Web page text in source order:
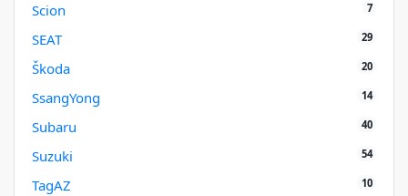
Scion 7
SEAT 29
Škoda 20
SsangYong 14
Subaru 40
Suzuki 54
TagAZ 10